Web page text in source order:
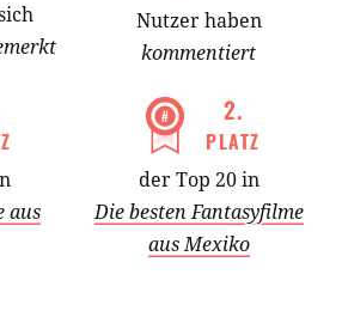
Nutzer haben
kommentiert
aus
2.
PLATZ
der Top 20 in
Die besten Fantasyfilme
aus Mexiko